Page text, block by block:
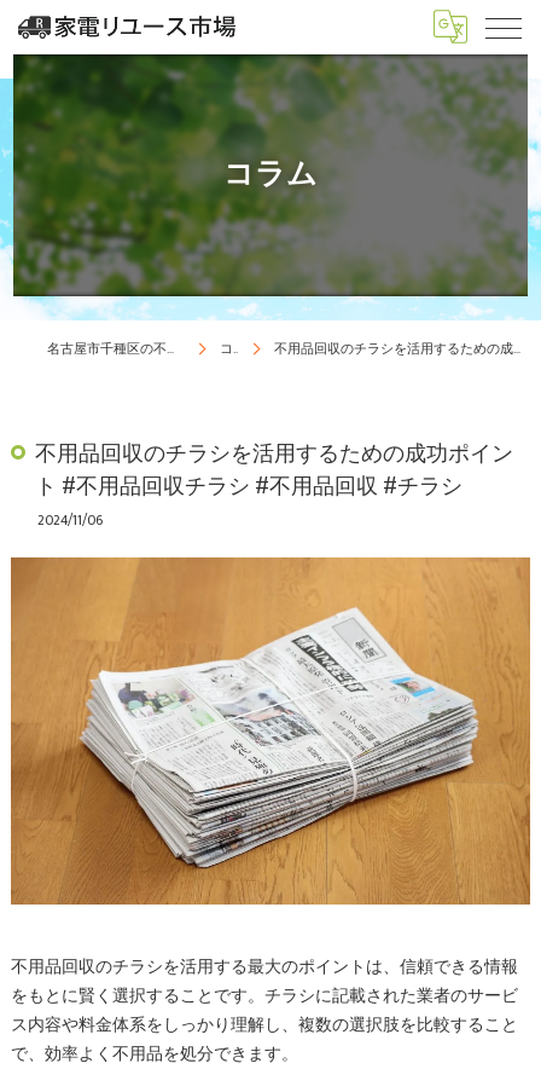
コラム
名古屋市千種区の不用品回収は家電リユース市場 コラム 不用品回収のチラシを活用するための成功ポイント #不用品回収チラシ #不用品回収 #チラシ
不用品回収のチラシを活用するための成功ポイン
ト #不用品回収チラシ #不用品回収 #チラシ
2024/11/06
不用品回収のチラシを活用する最大のポイントは、信頼できる情報
をもとに賢く選択することです。チラシに記載された業者のサービ
ス内容や料金体系をしっかり理解し、複数の選択肢を比較すること
で、効率よく不用品を処分できます。